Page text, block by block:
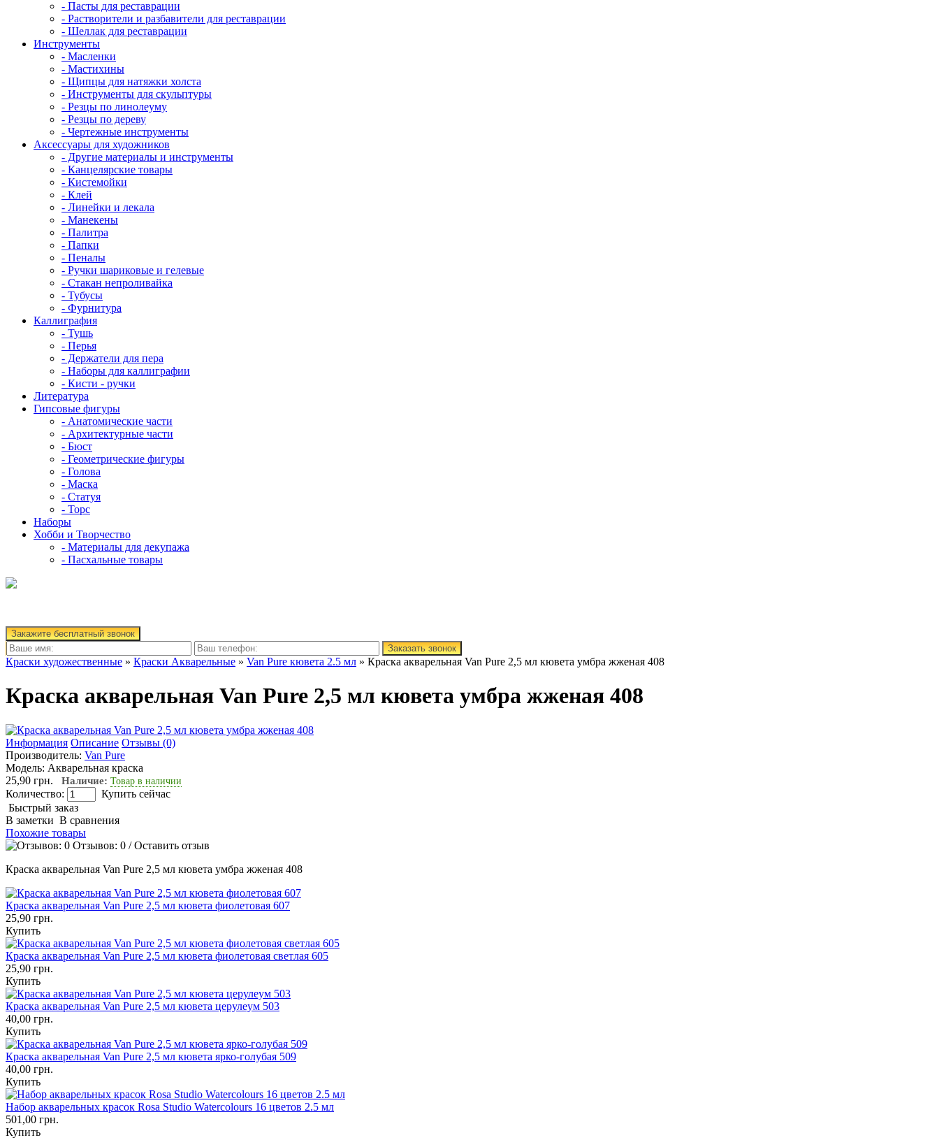
- Пасты для реставрации
- Растворители и разбавители для реставрации
- Шеллак для реставрации
Инструменты
- Масленки
- Мастихины
- Щипцы для натяжки холста
- Инструменты для скульптуры
- Резцы по линолеуму
- Резцы по дереву
- Чертежные инструменты
Аксессуары для художников
- Другие материалы и инструменты
- Канцелярские товары
- Кистемойки
- Клей
- Линейки и лекала
- Манекены
- Палитра
- Папки
- Пеналы
- Ручки шариковые и гелевые
- Стакан непроливайка
- Тубусы
- Фурнитура
Каллиграфия
- Тушь
- Перья
- Держатели для пера
- Наборы для каллиграфии
- Кисти - ручки
Литература
Гипсовые фигуры
- Анатомические части
- Архитектурные части
- Бюст
- Геометрические фигуры
- Голова
- Маска
- Статуя
- Торс
Наборы
Хобби и Творчество
- Материалы для декупажа
- Пасхальные товары
Закажите бесплатный звонок
Заказать звонок
Краски художественные » Краски Акварельные » Van Pure кювета 2.5 мл » Краска акварельная Van Pure 2,5 мл кювета умбра жженая 408
Краска акварельная Van Pure 2,5 мл кювета умбра жженая 408
Информация Описание Отзывы (0)
Производитель: Van Pure
Модель: Акварельная краска
25,90 грн. Наличие: Товар в наличии
Количество:
Купить сейчас
Быстрый заказ
В заметки В сравнения
Похожие товары
Отзывов: 0 /Оставить отзыв
Краска акварельная Van Pure 2,5 мл кювета умбра жженая 408
Краска акварельная Van Pure 2,5 мл кювета фиолетовая 607
25,90 грн.
Купить
Краска акварельная Van Pure 2,5 мл кювета фиолетовая светлая 605
25,90 грн.
Купить
Краска акварельная Van Pure 2,5 мл кювета церулеум 503
40,00 грн.
Купить
Краска акварельная Van Pure 2,5 мл кювета ярко-голубая 509
40,00 грн.
Купить
Набор акварельных красок Rosa Studio Watercolours 16 цветов 2.5 мл
501,00 грн.
Купить